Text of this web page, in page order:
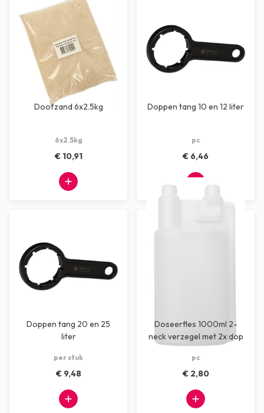
Doofzand 6x2.5kg
6x2.5kg
€ 10,91
Doppen tang 10 en 12 liter
pc
€ 6,46
Doppen tang 20 en 25
liter
per stuk
€ 9,48
Doseerfles 1000ml 2-
neck verzegel met 2x dop
pc
€ 2,80